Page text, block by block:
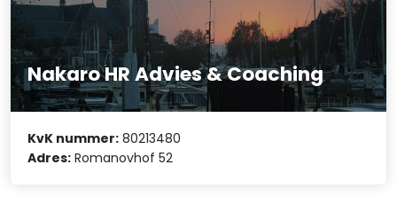
Nakaro HR Advies & Coaching
KvK nummer: 80213480
Adres: Romanovhof 52